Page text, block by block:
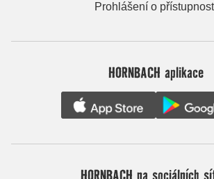
Prohlášení o
HORNBACH aplikace
HORNBACH na sociálních